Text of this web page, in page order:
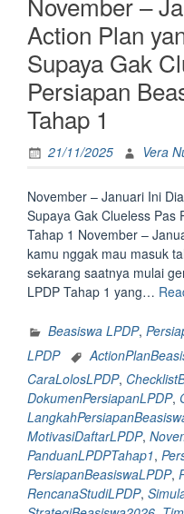
kamu
baik-
baik”
Action Plan
Supaya Gak
Persiapan
Tahap 1
21/11/2025 Vera
November – Januari Ini
Supaya Gak Clueless Pas
Tahap 1 November –
kamu nggak mau masuk
sekarang saatnya mulai
LPDP Tahap 1 yang…
Beasiswa LPDP,
LPDP
CaraLolosLPDP,
DokumenPersiapanLPDP,
MotivasiDaftarLPDP,
PanduanLPDPTahap1,
PersiapanBeasiswaLPDP,
RencanaStudiLPDP,